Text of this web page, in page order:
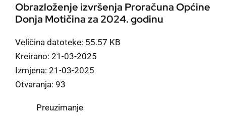
Obrazloženje izvršenja Proračuna Općine
Donja Motičina za 2024. godinu
Veličina datoteke: 55.57 KB
Kreirano: 21-03-2025
Izmjena: 21-03-2025
Otvaranja: 93
Preuzimanje